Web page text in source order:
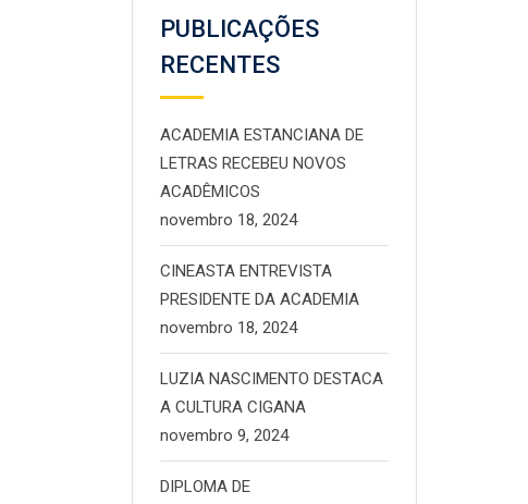
PUBLICAÇÕES
RECENTES
ACADEMIA ESTANCIANA DE
LETRAS RECEBEU NOVOS
ACADÊMICOS
novembro 18, 2024
CINEASTA ENTREVISTA
PRESIDENTE DA ACADEMIA
novembro 18, 2024
LUZIA NASCIMENTO DESTACA
A CULTURA CIGANA
novembro 9, 2024
DIPLOMA DE